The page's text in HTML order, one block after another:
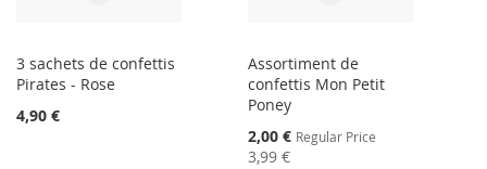
3 sachets de confettis
Pirates - Rose
4,90 €
Assortiment de
confettis Mon Petit
Poney
Special
Price
2,00 € Regular Price
3,99 €